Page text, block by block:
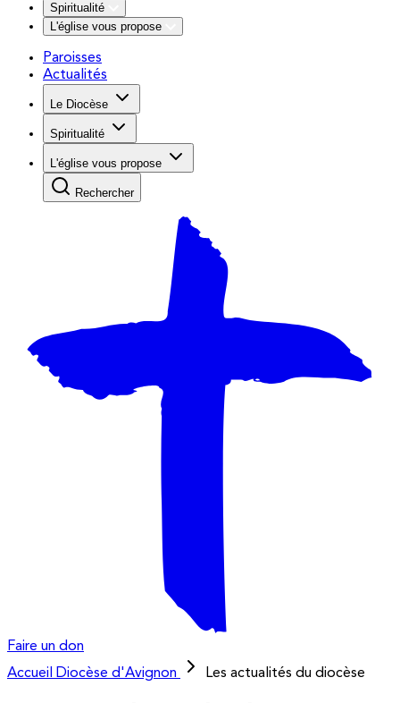
Spiritualité
L'église vous propose
Paroisses
Actualités
Le Diocèse
Spiritualité
L'église vous propose
Rechercher
Faire un don
Accueil
Diocèse d'Avignon Les actualités du diocèse